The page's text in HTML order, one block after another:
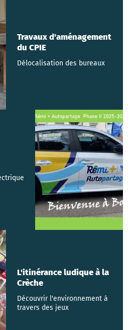
Travaux d'aménagement
du CPIE
Délocalisation des bureaux
L'itinérance ludique à la
Crèche
Découvrir l'environnement à
travers des jeux